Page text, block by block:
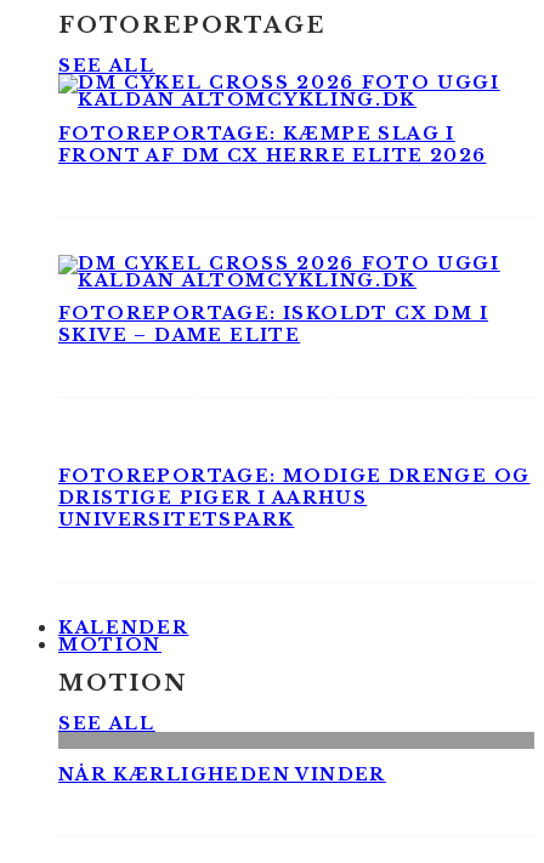
FOTOREPORTAGE
SEE ALL
FOTOREPORTAGE: KÆMPE SLAG I
FRONT AF DM CX HERRE ELITE 2026
FOTOREPORTAGE: ISKOLDT CX DM I
SKIVE – DAME ELITE
FOTOREPORTAGE: MODIGE DRENGE OG
DRISTIGE PIGER I AARHUS
UNIVERSITETSPARK
KALENDER
MOTION
MOTION
SEE ALL
NÅR KÆRLIGHEDEN VINDER